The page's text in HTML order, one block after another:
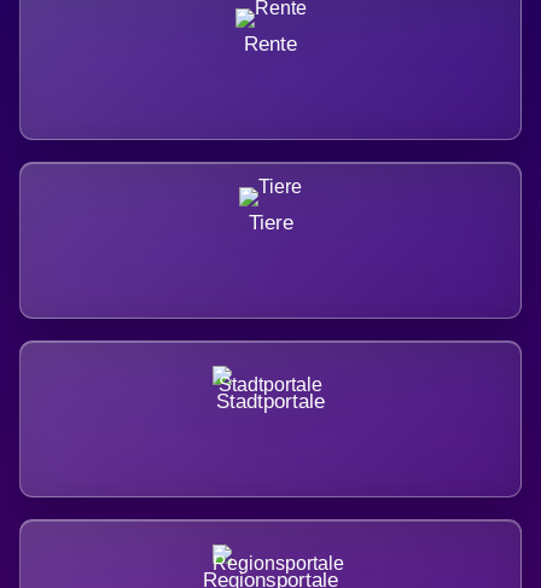
Rente
Tiere
Stadtportale
Regionsportale